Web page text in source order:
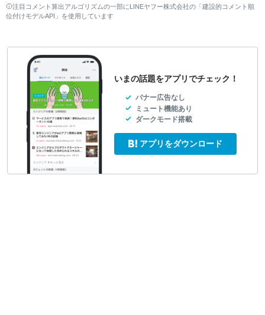
注目コメント算出アルゴリズムの一部にLINEヤフー株式会社の「建設的コメント順
位付けモデルAPI」を使用しています
いまの話題をアプリでチェック！
バナー広告なし
ミュート機能あり
ダークモード搭載
アプリをダウンロード